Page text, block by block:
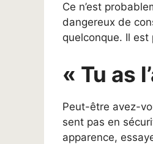
Ce n’est
dangereux de
quelconque. Il est
« Tu as
Peut-être avez-
sent pas en
apparence,